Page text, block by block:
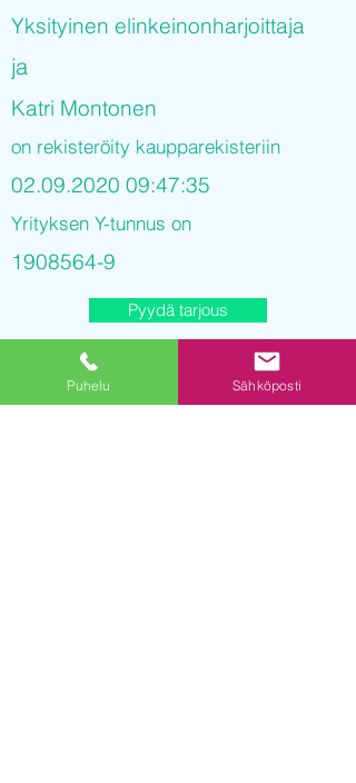
Yksityinen elinkeinonharjoittaja
ja
Katri Montonen
on rekisteröity kaupparekisteriin
02.09.2020 09:47:35
Yrityksen Y-tunnus on
1908564-9
Pyydä tarjous
Puhelu Sähköposti